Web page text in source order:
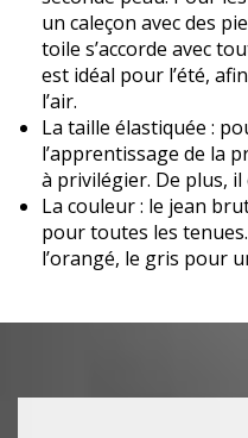
un caleçon avec des
toile s’accorde avec
est idéal pour l’été,
l’air.
La taille élastiquée :
l’apprentissage de la
à privilégier. De plus,
La couleur : le jean
pour toutes les
l’orangé, le gris pour